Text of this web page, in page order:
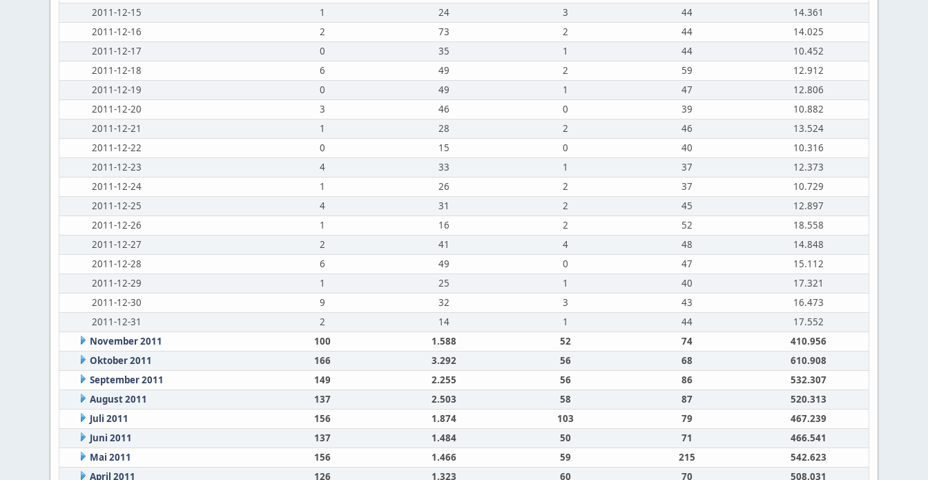
2011-12-15
1 24 3 44
14.361
2011-12-16
2 73 2 44
14.025
2011-12-17
0 35 1 44
10.452
2011-12-18
6 49 2 59
12.912
2011-12-19
0 49 1 47
12.806
2011-12-20
3 46 0 39
10.882
2011-12-21
1 28 2 46
13.524
2011-12-22
0 15 0 40
10.316
2011-12-23
4 33 1 37
12.373
2011-12-24
1 26 2 37
10.729
2011-12-25
4 31 2 45
12.897
2011-12-26
1 16 2 52
18.558
2011-12-27
2 41 4 48
14.848
2011-12-28
6 49 0 47
15.112
2011-12-29
1 25 1 40
17.321
2011-12-30
9 32 3 43
16.473
2011-12-31
2 14 1 44
17.552
November 2011
100 1.588 52 74
410.956
Oktober 2011
166 3.292 56 68
610.908
September 2011
149 2.255 56 86
532.307
August 2011
137 2.503 58 87
520.313
Juli 2011
156 1.874 103 79
467.239
Juni 2011
137 1.484 50 71
466.541
Mai 2011
156 1.466 59 215
542.623
April 2011
126 1.323 60 70 508.031